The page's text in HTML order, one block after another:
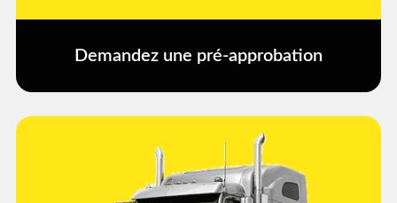
Demandez une pré-approbation